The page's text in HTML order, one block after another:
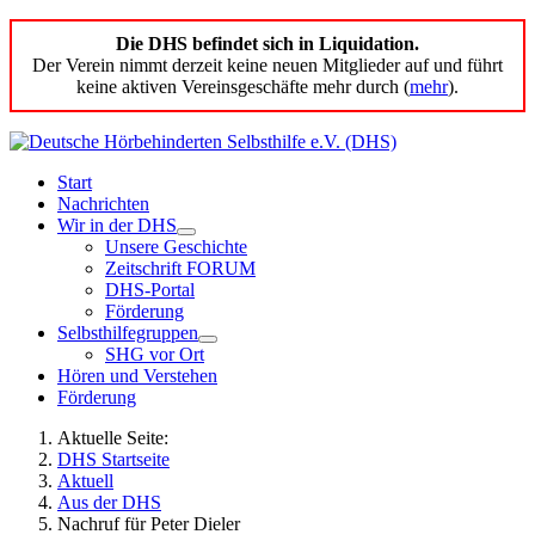
Die DHS befindet sich in Liquidation.
Der Verein nimmt derzeit keine neuen Mitglieder auf und führt
keine aktiven Vereinsgeschäfte mehr durch (mehr).
Start
Nachrichten
Wir in der DHS
Unsere Geschichte
Zeitschrift FORUM
DHS-Portal
Förderung
Selbsthilfegruppen
SHG vor Ort
Hören und Verstehen
Förderung
Aktuelle Seite:
DHS Startseite
Aktuell
Aus der DHS
Nachruf für Peter Dieler